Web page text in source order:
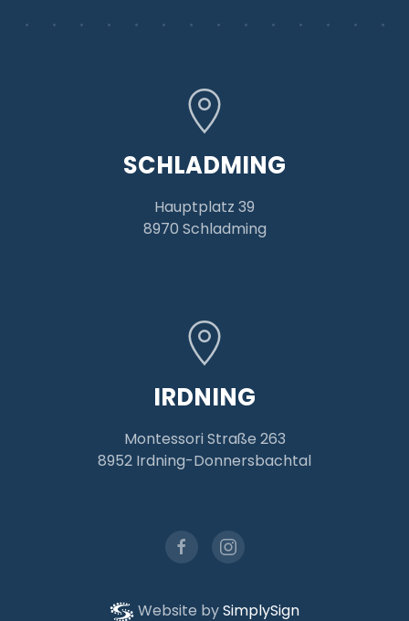
SCHLADMING
Hauptplatz 39
8970 Schladming
IRDNING
Montessori Straße 263
8952 Irdning-Donnersbachtal
Website bySimplySign